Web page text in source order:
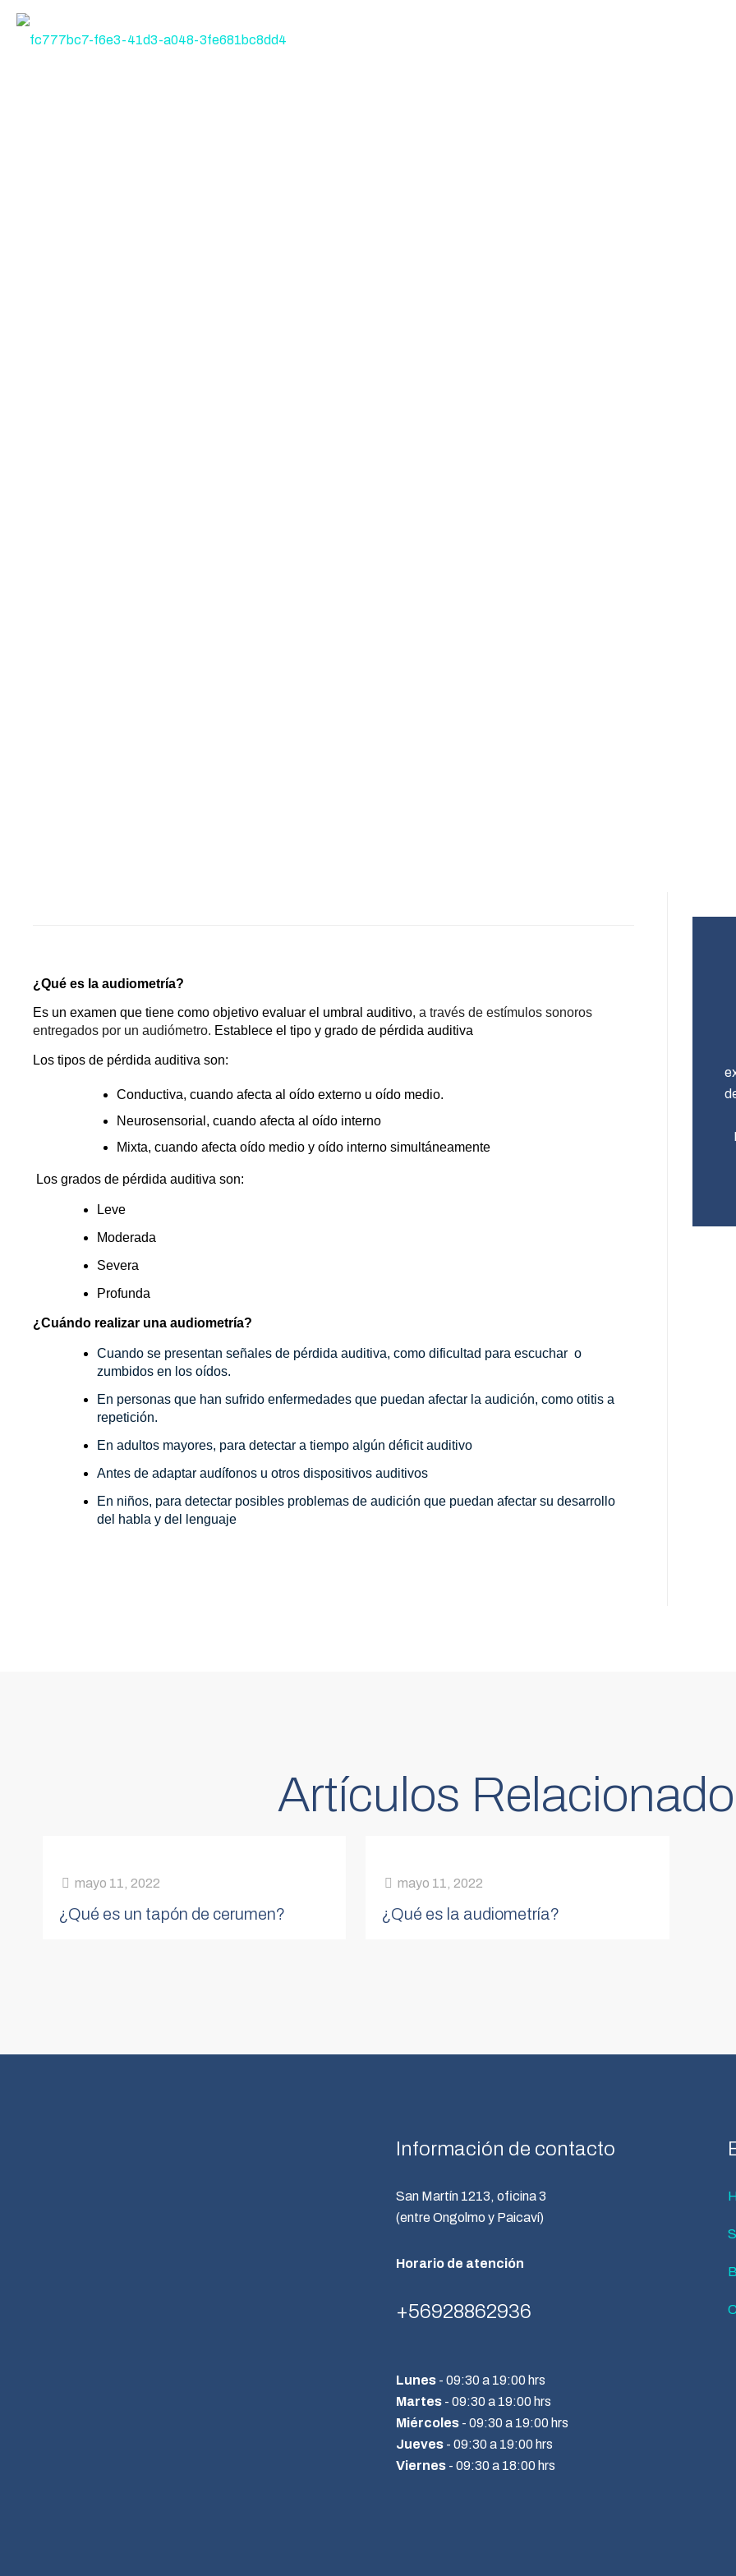
¿Qué es la audiometría?
Es un examen que tiene como objetivo evaluar el umbral auditivo, a través de estímulos sonoros
entregados por un audiómetro. Establece el tipo y grado de pérdida auditiva
Los tipos de pérdida auditiva son:
Conductiva, cuando afecta al oído externo u oído medio.
Neurosensorial, cuando afecta al oído interno
Mixta, cuando afecta oído medio y oído interno simultáneamente
Los grados de pérdida auditiva son:
Leve
Moderada
Severa
Profunda
¿Cuándo realizar una audiometría?
Cuando se presentan señales de pérdida auditiva, como dificultad para escuchar  o
zumbidos en los oídos.
En personas que han sufrido enfermedades que puedan afectar la audición, como otitis a
repetición.
En adultos mayores, para detectar a tiempo algún déficit auditivo
Antes de adaptar audífonos u otros dispositivos auditivos
En niños, para detectar posibles problemas de audición que puedan afectar su desarrollo
del habla y del lenguaje
Artículos
mayo 11, 2022
¿Qué es un tapón de cerumen?
mayo 11, 2022
¿Qué es la audiometría?
Información de contacto
San Martín 1213, oficina 3
(entre Ongolmo y Paicaví)
Horario de atención
+56928862936
Lunes - 09:30 a 19:00 hrs
Martes - 09:30 a 19:00 hrs
Miércoles - 09:30 a 19:00 hrs
Jueves - 09:30 a 19:00 hrs
Viernes - 09:30 a 18:00 hrs